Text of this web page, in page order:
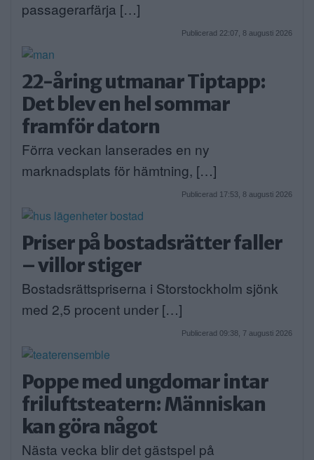
passagerarfärja […]
Publicerad 22:07, 8 augusti 2026
22-åring utmanar Tiptapp:
Det blev en hel sommar
framför datorn
Förra veckan lanserades en ny
marknadsplats för hämtning, […]
Publicerad 17:53, 8 augusti 2026
Priser på bostadsrätter faller
– villor stiger
Bostadsrättspriserna i Storstockholm sjönk
med 2,5 procent under […]
Publicerad 09:38, 7 augusti 2026
Poppe med ungdomar intar
friluftsteatern: Människan
kan göra något
Nästa vecka blir det gästspel på